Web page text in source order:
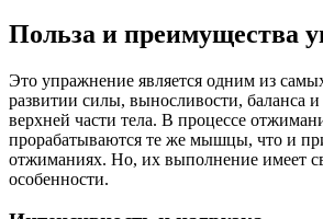
Польза и преимущества
Это упражнение является одним из
развитии силы, выносливости, баланса
верхней части тела. В процессе
прорабатываются те же мышцы, что и
отжиманиях. Но, их выполнение имеет
особенности.